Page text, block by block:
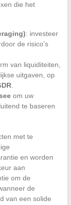
die het
: investeer
de risico’s
van liquiditeiten,
uitgaven, op
.
om uw
te baseren
met te
en worden
aan
om de
de
van een solide